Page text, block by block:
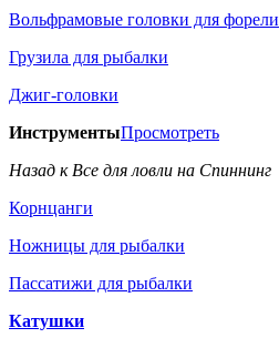
Вольфрамовые головки для форели
Грузила для рыбалки
Джиг-головки
ИнструментыПросмотреть
Назад к Все для ловли на Спиннинг
Корнцанги
Ножницы для рыбалки
Пассатижи для рыбалки
Катушки